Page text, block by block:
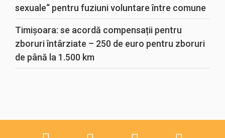
sexuale“ pentru fuziuni voluntare între comune
Timișoara: se acordă compensații pentru
zboruri întârziate – 250 de euro pentru zboruri
de până la 1.500 km